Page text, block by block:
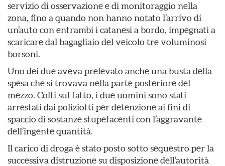
servizio di osservazione e di monitoraggio nella
zona, fino a quando non hanno notato l’arrivo di
un’auto con entrambi i catanesi a bordo, impegnati a
scaricare dal bagagliaio del veicolo tre voluminosi
borsoni.
Uno dei due aveva prelevato anche una busta della
spesa che si trovava nella parte posteriore del
mezzo. Colti sul fatto, i due uomini sono stati
arrestati dai poliziotti per detenzione ai fini di
spaccio di sostanze stupefacenti con l’aggravante
dell’ingente quantità.
Il carico di droga è stato posto sotto sequestro per la
successiva distruzione su disposizione dell’autorità